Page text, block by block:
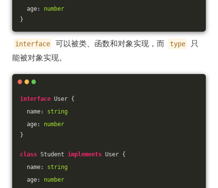
age: number
}
interface 可以被类、函数和对象实现，而 type
只
能被对象实现。
interface User {
name: string
age: number
}
class Student implements User {
name: string
age: number